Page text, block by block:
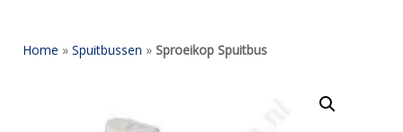
Home » Spuitbussen » Sproeikop Spuitbus